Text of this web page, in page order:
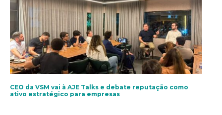
CEO da VSM vai à AJE Talks e debate reputação como
ativo estratégico para empresas